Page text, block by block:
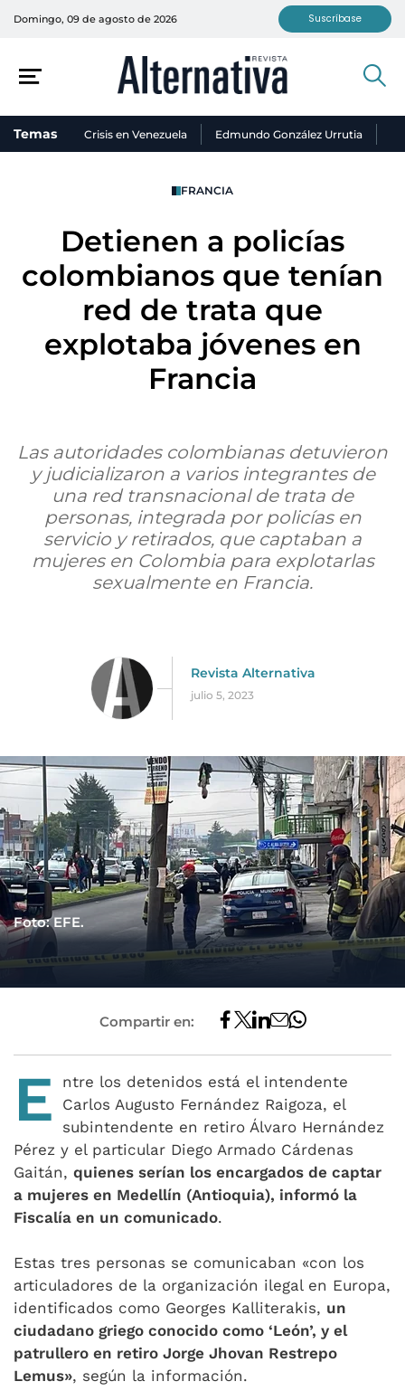
Domingo, 09 de agosto de 2026 Suscríbase
Temas Crisis en Venezuela Edmundo González Urrutia
FRANCIA
Detienen a policías
colombianos que tenían
red de trata que
explotaba jóvenes en
Francia
Las autoridades colombianas detuvieron
y judicializaron a varios integrantes de
una red transnacional de trata de
personas, integrada por policías en
servicio y retirados, que captaban a
mujeres en Colombia para explotarlas
sexualmente en Francia.
Revista Alternativa
julio 5, 2023
Foto: EFE.
Compartir en:
E
ntre los detenidos está el intendente
Carlos Augusto Fernández Raigoza, el
subintendente en retiro Álvaro Hernández
Pérez y el particular Diego Armado Cárdenas
Gaitán, quienes serían los encargados de captar
a mujeres en Medellín (Antioquia), informó la
Fiscalía en un comunicado.
Estas tres personas se comunicaban «con los
articuladores de la organización ilegal en Europa,
identificados como Georges Kalliterakis, un
ciudadano griego conocido como ‘León’, y el
patrullero en retiro Jorge Jhovan Restrepo
Lemus», según la información.